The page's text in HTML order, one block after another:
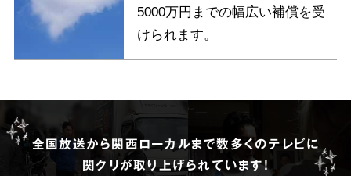
5000万円までの幅広い補償を受
けられます。
全国放送から関西ローカルまで数多くのテレビに
関クリが取り上げられています!